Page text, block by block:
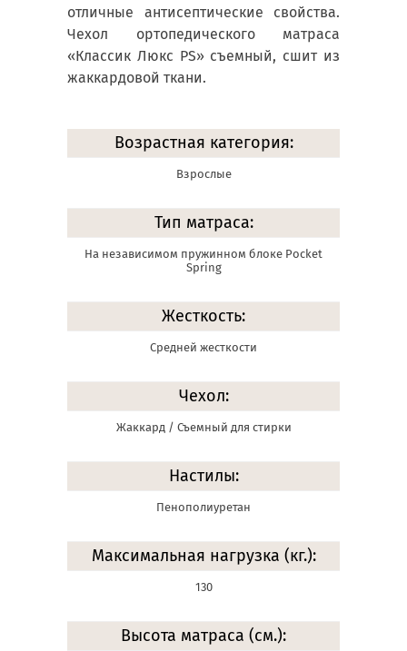
отличные антисептические свойства.
Чехол ортопедического матраса
«Классик Люкс PS» съемный, сшит из
жаккардовой ткани.
Возрастная категория:
Взрослые
Тип матраса:
На независимом пружинном блоке Pocket
Spring
Жесткость:
Средней жесткости
Чехол:
Жаккард / Съемный для стирки
Настилы:
Пенополиуретан
Максимальная нагрузка (кг.):
130
Высота матраса (см.):